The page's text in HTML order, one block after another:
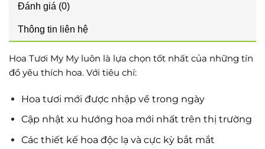
Đánh giá (0)
Thông tin liên hệ
Hoa Tươi My My luôn là lựa chọn tốt nhất của những tín
đồ yêu thích hoa. Với tiêu chí:
Hoa tươi mới được nhập về trong ngày
Cập nhật xu hướng hoa mới nhất trên thị trường
Các thiết kế hoa độc lạ và cực kỳ bắt mắt